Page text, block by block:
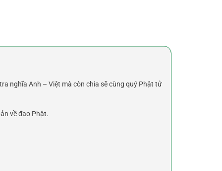
nghĩa Anh – Việt mà còn chia sẽ cùng quý Phật tử
về đạo Phật.